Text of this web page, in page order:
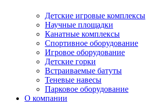
Детские игровые комплексы
Научные площадки
Канатные комплексы
Спортивное оборудование
Игровое оборудование
Детские горки
Встраиваемые батуты
Теневые навесы
Парковое оборудование
О компании